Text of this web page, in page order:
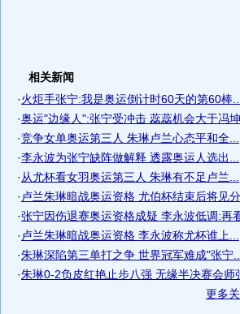
相关新闻
·火炬手张宁:我是奥运倒计时60天的第60棒...
·奥运"边缘人":张宁受冲击 蕊蕊机会大于冯坤
·竞争女单奥运第三人 朱琳卢兰心态平和全...
·李永波为张宁缺阵做解释 透露奥运人选出...
· 从尤杯看女羽奥运第三人 朱琳有不足卢兰...
· 卢兰朱琳暗战奥运资格 尤伯杯结束后将见
·张宁因伤退赛奥运资格成疑 李永波低调:再
· 卢兰朱琳暗战奥运资格 李永波称尤杯谁上...
·朱琳深陷第三单打之争 世界冠军难成"张宁...
·朱琳0-2负皮红艳止步八强 无缘半决赛会师
更多